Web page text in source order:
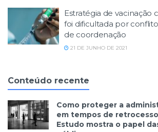
Estratégia de vacinação
foi dificultada por
de coordenação
21 DE JUNHO DE 2021
Conteúdo recente
Como proteger a
em tempos de
Estudo mostra o papel